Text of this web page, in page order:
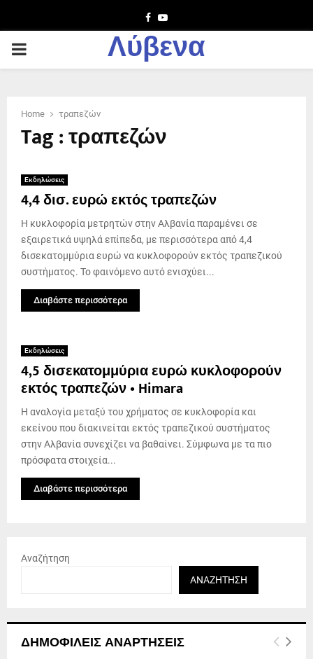
Facebook
Youtube
PRIMARY
Λύβενα
Home τραπεζών
Tag : τραπεζών
Εκδηλώσεις
4,4 δισ. ευρώ εκτός τραπεζών
Η κυκλοφορία μετρητών στην Αλβανία παραμένει σε
εξαιρετικά υψηλά επίπεδα, με περισσότερα από 4,4
δισεκατομμύρια ευρώ να κυκλοφορούν εκτός τραπεζικού
συστήματος. Το φαινόμενο αυτό ενισχύει...
Διαβάστε περισσότερα
Εκδηλώσεις
4,5 δισεκατομμύρια ευρώ κυκλοφορούν
εκτός τραπεζών • Himara
Η αναλογία μεταξύ του χρήματος σε κυκλοφορία και
εκείνου που διακινείται εκτός τραπεζικού συστήματος
στην Αλβανία συνεχίζει να βαθαίνει. Σύμφωνα με τα πιο
πρόσφατα στοιχεία...
Διαβάστε περισσότερα
Αναζήτηση
ΑΝΑΖΉΤΗΣΗ
ΔΗΜΟΦΙΛΕΊΣ ΑΝΑΡΤΉΣΕΙΣ